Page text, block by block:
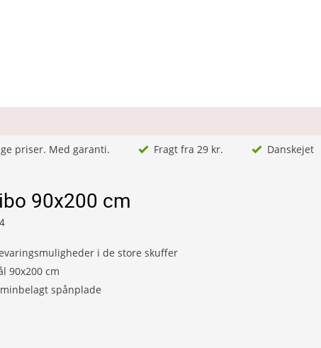
priser. Med garanti. Fragt fra 29 kr. Danskejet
90x200 cm
i de store skuffer
90x200 cm
spånplade